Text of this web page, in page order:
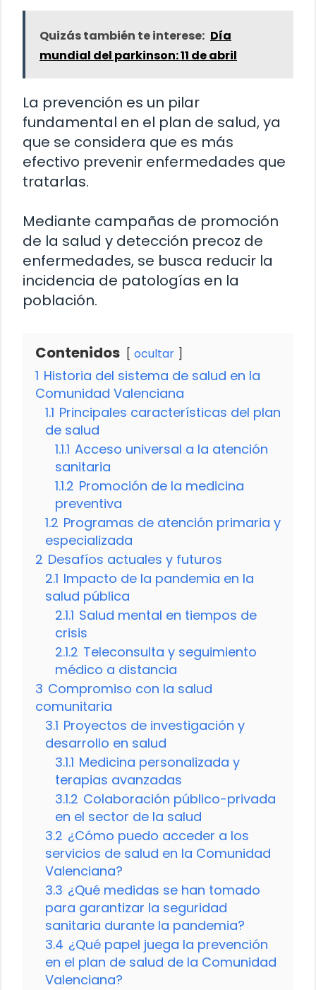
Quizás también te interese: Día
mundial del parkinson: 11 de abril
La prevención es un pilar
fundamental en el plan de salud, ya
que se considera que es más
efectivo prevenir enfermedades que
tratarlas.
Mediante campañas de promoción
de la salud y detección precoz de
enfermedades, se busca reducir la
incidencia de patologías en la
población.
Contenidos ocultar
1 Historia del sistema de salud en la
Comunidad Valenciana
1.1 Principales características del plan
de salud
1.1.1 Acceso universal a la atención
sanitaria
1.1.2 Promoción de la medicina
preventiva
1.2 Programas de atención primaria y
especializada
2 Desafíos actuales y futuros
2.1 Impacto de la pandemia en la
salud pública
2.1.1 Salud mental en tiempos de
crisis
2.1.2 Teleconsulta y seguimiento
médico a distancia
3 Compromiso con la salud
comunitaria
3.1 Proyectos de investigación y
desarrollo en salud
3.1.1 Medicina personalizada y
terapias avanzadas
3.1.2 Colaboración público-privada
en el sector de la salud
3.2 ¿Cómo puedo acceder a los
servicios de salud en la Comunidad
Valenciana?
3.3 ¿Qué medidas se han tomado
para garantizar la seguridad
sanitaria durante la pandemia?
3.4 ¿Qué papel juega la prevención
en el plan de salud de la Comunidad
Valenciana?